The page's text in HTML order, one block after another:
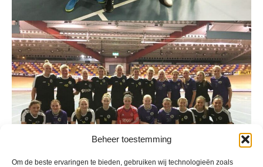
Beheer toestemming
Om de beste ervaringen te bieden, gebruiken wij technologieën zoals